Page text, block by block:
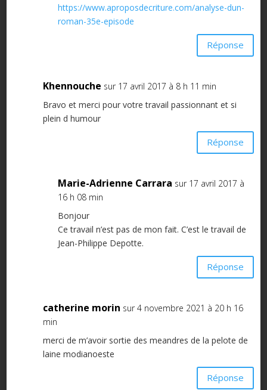
https://www.aproposdecriture.com/analyse-dun-
roman-35e-episode
Réponse
Khennouche sur 17 avril 2017 à 8 h 11 min
Bravo et merci pour votre travail passionnant et si
plein d humour
Réponse
Marie-Adrienne Carrara sur 17 avril 2017 à
16 h 08 min
Bonjour
Ce travail n’est pas de mon fait. C’est le travail de
Jean-Philippe Depotte.
Réponse
catherine morin sur 4 novembre 2021 à 20 h 16
min
merci de m’avoir sortie des meandres de la pelote de
laine modianoeste
Réponse